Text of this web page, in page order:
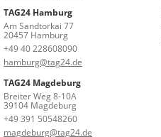
TAG24 Hamburg
Am Sandtorkai 77
20457 Hamburg
+49 40 228608090
hamburg@tag24.de
TAG24 Magdeburg
Breiter Weg 8-10A
39104 Magdeburg
+49 391 50548260
magdeburg@tag24.de